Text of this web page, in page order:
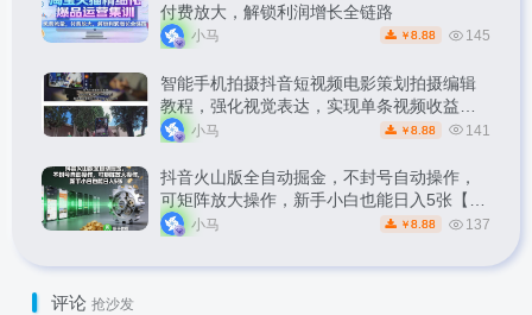
付费放大，解锁利润增长全链路
小马 ￥ 8.88 145
智能手机拍摄抖音短视频电影策划拍摄编辑
教程，强化视觉表达，实现单条视频收益破
1k
小马 ￥ 8.88 141
抖音火山版全自动掘金，不封号自动操作，
可矩阵放大操作，新手小白也能日入5张【揭
秘】小马 ￥ 8.88 137
评论 抢沙发